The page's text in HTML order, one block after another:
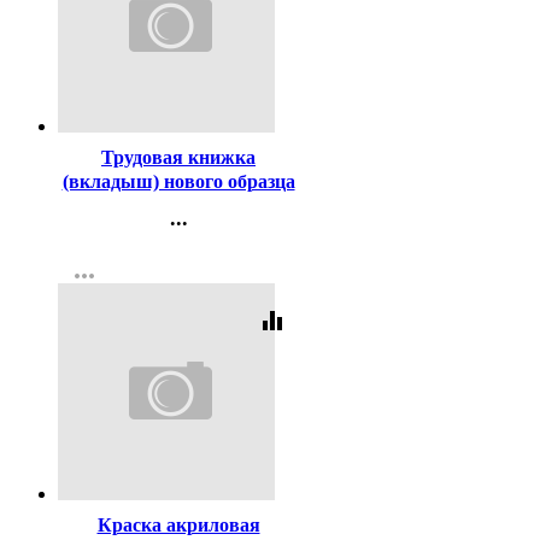
Трудовая книжка
(вкладыш) нового образца
...
Регистрация
more_horiz
equalizer
Краска акриловая